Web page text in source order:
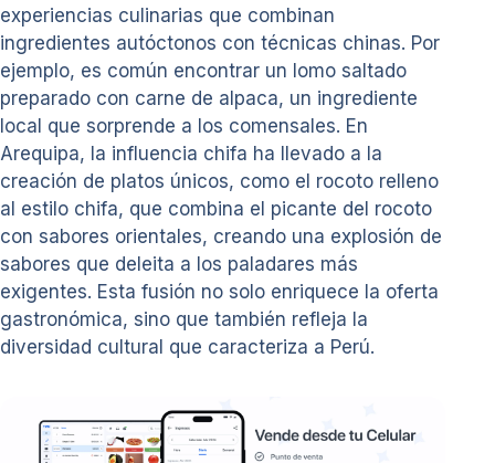
experiencias culinarias que combinan
ingredientes autóctonos con técnicas chinas. Por
ejemplo, es común encontrar un lomo saltado
preparado con carne de alpaca, un ingrediente
local que sorprende a los comensales. En
Arequipa, la influencia chifa ha llevado a la
creación de platos únicos, como el rocoto relleno
al estilo chifa, que combina el picante del rocoto
con sabores orientales, creando una explosión de
sabores que deleita a los paladares más
exigentes. Esta fusión no solo enriquece la oferta
gastronómica, sino que también refleja la
diversidad cultural que caracteriza a Perú.